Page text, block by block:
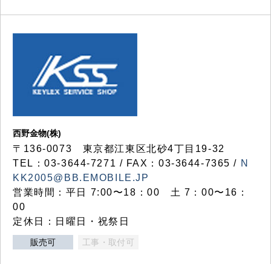
西野金物(株)
〒136-0073 東京都江東区北砂4丁目19-32
TEL：03‐3644‐7271 / FAX：03-3644-7365 / N
KK2005@BB.EMOBILE.JP
営業時間：平日 7:00〜18：00 土 7：00〜16：
00
定休日：日曜日・祝祭日
販売可 工事・取付可